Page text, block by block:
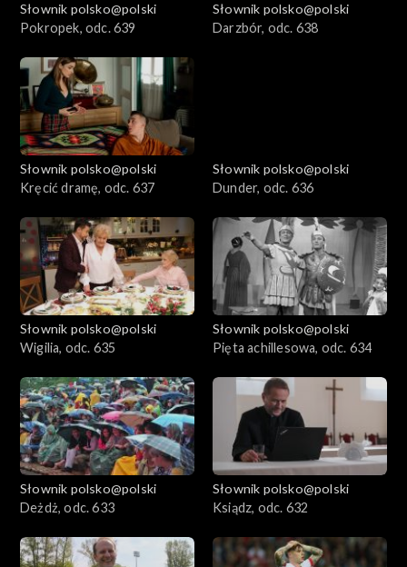
Słownik polsko@polski
Pokropek, odc. 639
Słownik polsko@polski
Darzbór, odc. 638
Słownik polsko@polski
Kręcić dramę, odc. 637
Słownik polsko@polski
Dunder, odc. 636
Słownik polsko@polski
Wigilia, odc. 635
Słownik polsko@polski
Pięta achillesowa, odc. 634
Słownik polsko@polski
Deżdż, odc. 633
Słownik polsko@polski
Ksiądz, odc. 632